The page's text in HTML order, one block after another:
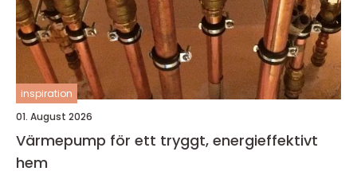
inspiration
01. August 2026
Värmepump för ett tryggt, energieffektivt
hem